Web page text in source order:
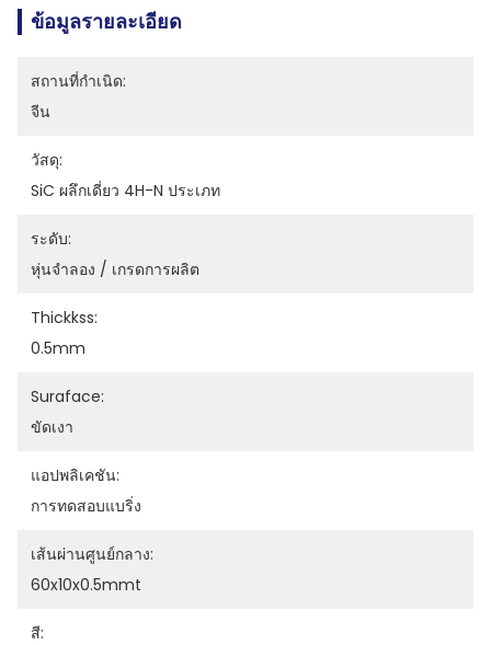
ข้อมูลรายละเอียด
สถานที่กำเนิด:
จีน
วัสดุ:
SiC ผลึกเดี่ยว 4H-N ประเภท
ระดับ:
หุ่นจำลอง / เกรดการผลิต
Thickkss:
0.5mm
Suraface:
ขัดเงา
แอปพลิเคชัน:
การทดสอบแบริ่ง
เส้นผ่านศูนย์กลาง:
60x10x0.5mmt
สี: